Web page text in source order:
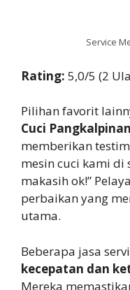
Service
Rating: 5,0/5 (2
Pilihan favorit
Cuci
memberikan
mesin cuci kami di
makasih ok!”
perbaikan yang
utama.
Beberapa jasa
kecepatan dan
Mereka